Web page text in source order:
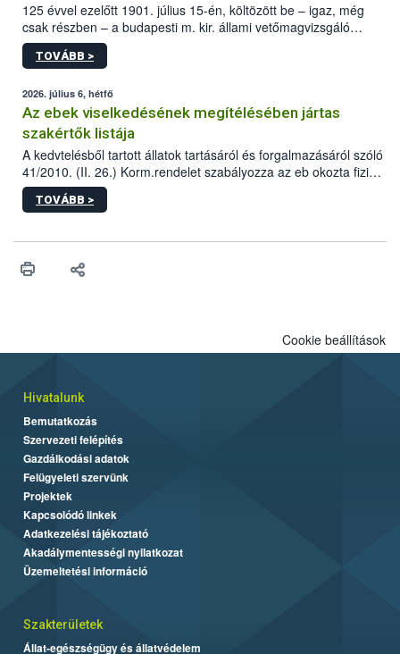
125 évvel ezelőtt 1901. július 15-én, költözött be – igaz, még
csak részben – a budapesti m. kir. állami vetőmagvizsgáló
állomás a Kis Rókus utca 15. szám alatti, Czigler Győző által
tervezett új épületébe.
TOVÁBB >
2026. július 6, hétfő
Az ebek viselkedésének megítélésében jártas
szakértők listája
A kedvtelésből tartott állatok tartásáról és forgalmazásáról szóló
41/2010. (II. 26.) Korm.rendelet szabályozza az eb okozta fizikai
sérülés, illetve ennek veszélye keletkezésekor felmerülő
hatósági feladatokat, valamint a veszélyes eb tartását és annak
vonni az ebek viselkedésének megítélésében jártas szakértőt.
TOVÁBB >
Cookie beállítások
Hivatalunk
Bemutatkozás
Szervezeti felépítés
Gazdálkodási adatok
Felügyeleti szervünk
Projektek
Kapcsolódó linkek
Adatkezelési tájékoztató
Akadálymentességi nyilatkozat
Üzemeltetési információ
Szakterületek
Állat-egészségügy és állatvédelem